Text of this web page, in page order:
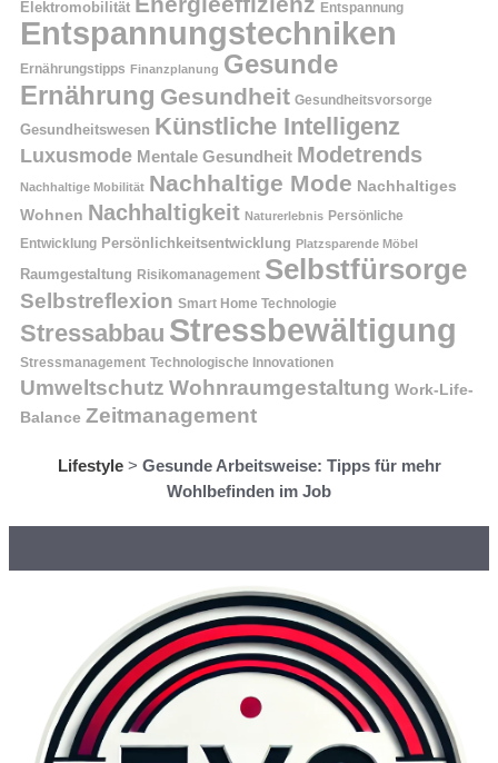
Elektromobilität Entspannung
Entspannungstechniken
Ernährungstipps Finanzplanung Gesunde
Ernährung Gesundheit Gesundheitsvorsorge
Gesundheitswesen Künstliche Intelligenz
Luxusmode Mentale Gesundheit Modetrends
Nachhaltige Mobilität Nachhaltige Mode Nachhaltiges
Wohnen Nachhaltigkeit Naturerlebnis Persönliche
Entwicklung Persönlichkeitsentwicklung Platzsparende Möbel
Raumgestaltung Risikomanagement Selbstfürsorge
Selbstreflexion Smart Home Technologie
Stressabbau Stressbewältigung
Stressmanagement Technologische Innovationen
Umweltschutz Wohnraumgestaltung Work-Life-
Balance Zeitmanagement
Lifestyle> Gesunde Arbeitsweise: Tipps für mehr
Wohlbefinden im Job